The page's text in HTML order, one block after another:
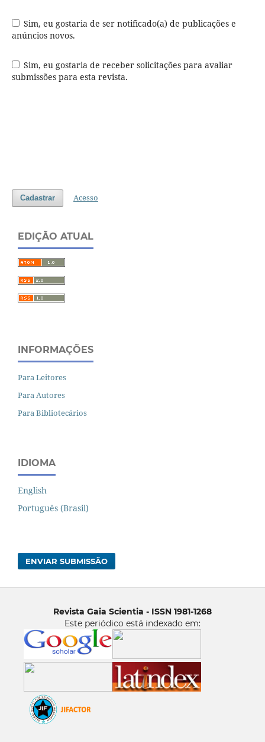
Sim, eu gostaria de ser notificado(a) de publicações e
anúncios novos.
Sim, eu gostaria de receber solicitações para avaliar
submissões para esta revista.
Cadastrar Acesso
EDIÇÃO ATUAL
INFORMAÇÕES
Para Leitores
Para Autores
Para Bibliotecários
IDIOMA
English
Português (Brasil)
ENVIAR SUBMISSÃO
Revista Gaia Scientia - ISSN 1981-1268
Este periódico está indexado em: